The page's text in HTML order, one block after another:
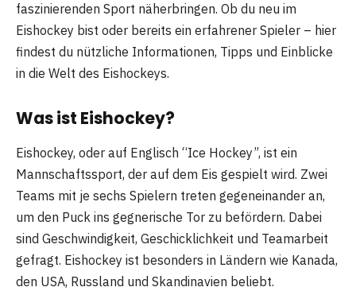
faszinierenden Sport näherbringen. Ob du neu im
Eishockey bist oder bereits ein erfahrener Spieler – hier
findest du nützliche Informationen, Tipps und Einblicke
in die Welt des Eishockeys.
Was ist Eishockey?
Eishockey, oder auf Englisch “Ice Hockey”, ist ein
Mannschaftssport, der auf dem Eis gespielt wird. Zwei
Teams mit je sechs Spielern treten gegeneinander an,
um den Puck ins gegnerische Tor zu befördern. Dabei
sind Geschwindigkeit, Geschicklichkeit und Teamarbeit
gefragt. Eishockey ist besonders in Ländern wie Kanada,
den USA, Russland und Skandinavien beliebt.